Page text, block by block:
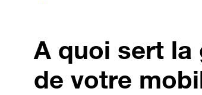
A quoi sert
de votre